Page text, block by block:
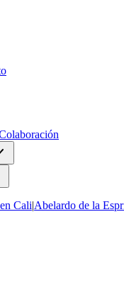
Cali|Abelardo de la